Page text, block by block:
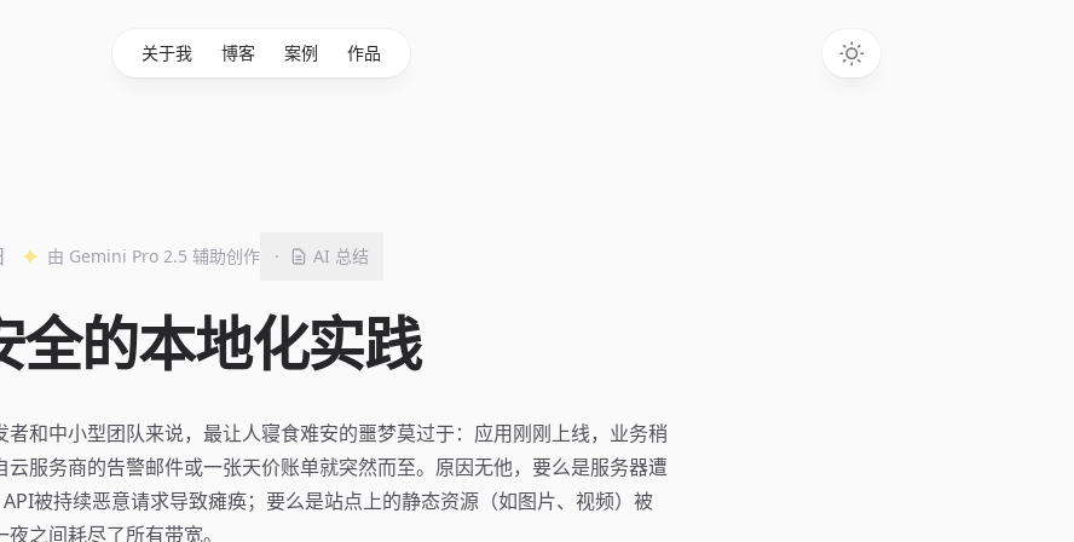
关于我 博客 案例 作品
全的本地化实践
由 Gemini Pro 2.5 辅助创作 · AI 总结
者和中小型团队来说，最让人寝食难安的噩梦莫过于：应用刚刚上线，业务稍
云服务商的告警邮件或一张天价账单就突然而至。原因无他，要么是服务器遭
被持续恶意请求导致瘫痪；要么是站点上的静态资源（如图片、视频）被
之间耗尽了所有带宽。